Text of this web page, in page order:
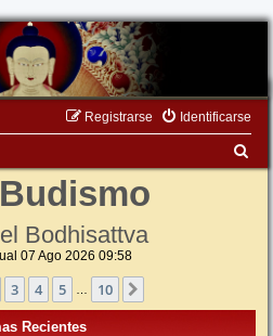
Identificarse
Registrarse
Bodhisattva
07 Ago 2026 09:58
de 10
3 4 5 10
Recientes